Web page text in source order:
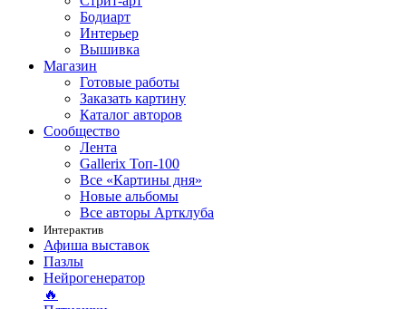
Бодиарт
Интерьер
Вышивка
Магазин
Готовые работы
Заказать картину
Каталог авторов
Сообщество
Лента
Gallerix Топ-100
Все «Картины дня»
Новые альбомы
Все авторы Артклуба
Интерактив
Афиша выставок
Пазлы
Нейрогенератор
🔥